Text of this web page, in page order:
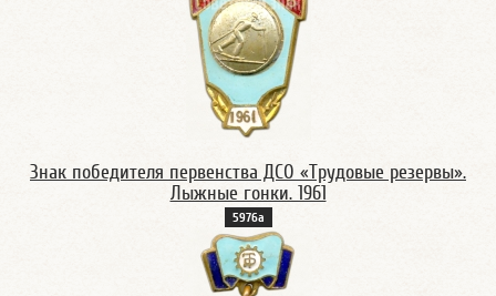
Знак победителя первенства ДСО «Трудовые резервы».
Лыжные гонки. 1961
5976a